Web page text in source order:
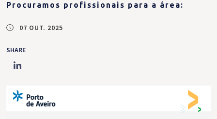
Procuramos profissionais para a área:
07 OUT. 2025
SHARE